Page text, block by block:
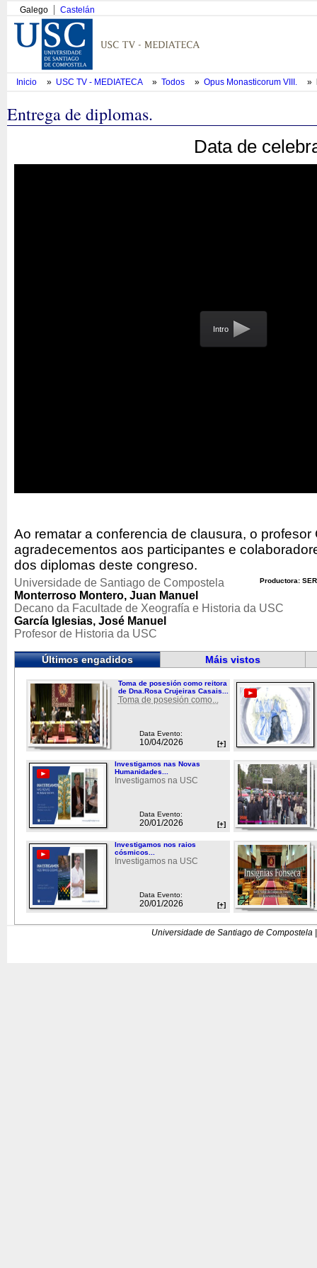
Galego Castelán
Inicio » USC TV - MEDIATECA » Todos » Opus Monasticorum VIII. »
Entrega de diplomas.
Data de
Intro
Ao rematar a conferencia de clausura, o profesor
agradecementos aos participantes e
dos diplomas deste congreso.
Productora:
Universidade de Santiago de Compostela
Monterroso Montero, Juan Manuel
Decano da Facultade de Xeografía e Historia da USC
García Iglesias, José Manuel
Profesor de Historia da USC
Últimos engadidos Máis vistos
Toma de posesión como reitora
de Dna.Rosa Crujeiras Casais...
Toma de posesión como...
Data Evento:
10/04/2026 [+]
Investigamos nas Novas
Humanidades...
Investigamos na USC
Data Evento:
20/01/2026 [+]
Investigamos nos raios
cósmicos...
Investigamos na USC
Data Evento:
20/01/2026 [+]
Universidade de Santiago de